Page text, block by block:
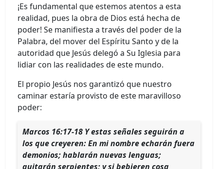
¡Es fundamental que estemos atentos a esta
realidad, pues la obra de Dios está hecha de
poder! Se manifiesta a través del poder de la
Palabra, del mover del Espíritu Santo y de la
autoridad que Jesús delegó a Su Iglesia para
lidiar con las realidades de este mundo.
El propio Jesús nos garantizó que nuestro
caminar estaría provisto de este maravilloso
poder:
Marcos 16:17-18 Y estas señales seguirán a
los que creyeren: En mi nombre echarán fuera
demonios; hablarán nuevas lenguas;
quitarán serpientes; y si bebieren cosa